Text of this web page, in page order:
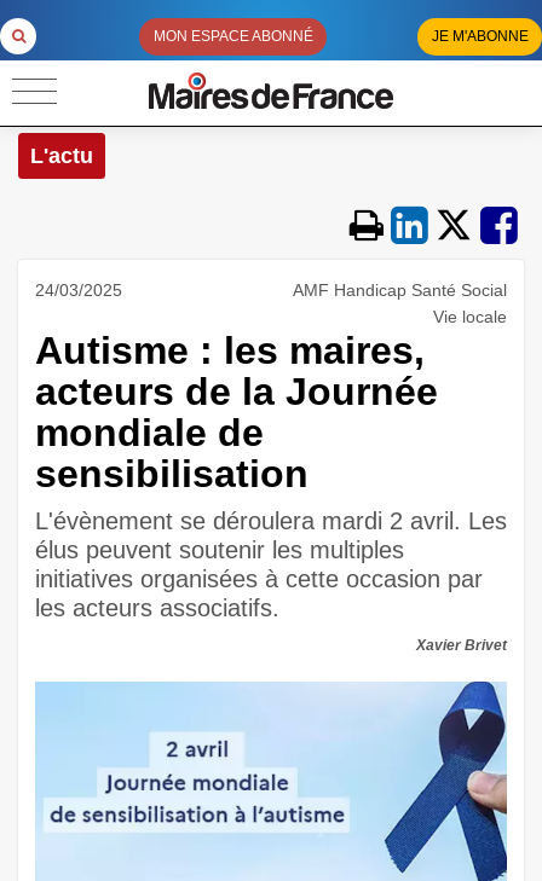
MON ESPACE ABONNÉ JE M'ABONNE
L'actu
24/03/2025
AMF Handicap Santé Social
Vie locale
Autisme : les maires,
acteurs de la Journée
mondiale de
sensibilisation
L'évènement se déroulera mardi 2 avril. Les
élus peuvent soutenir les multiples
initiatives organisées à cette occasion par
les acteurs associatifs.
Xavier Brivet